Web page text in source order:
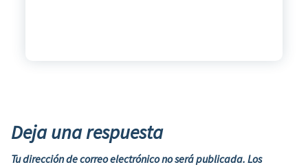
Deja una respuesta
Tu dirección de correo electrónico no será publicada. Los